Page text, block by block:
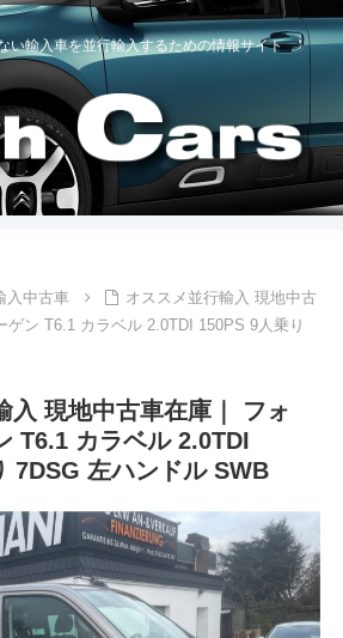
い輸入車を並行輸入するための情報サイト
入中古車
オススメ並行輸入 現地中古
ゲン T6.1 カラベル 2.0TDI 150PS 9人乗り
入 現地中古車在庫｜ フォ
T6.1 カラベル 2.0TDI
7DSG 左ハンドル SWB